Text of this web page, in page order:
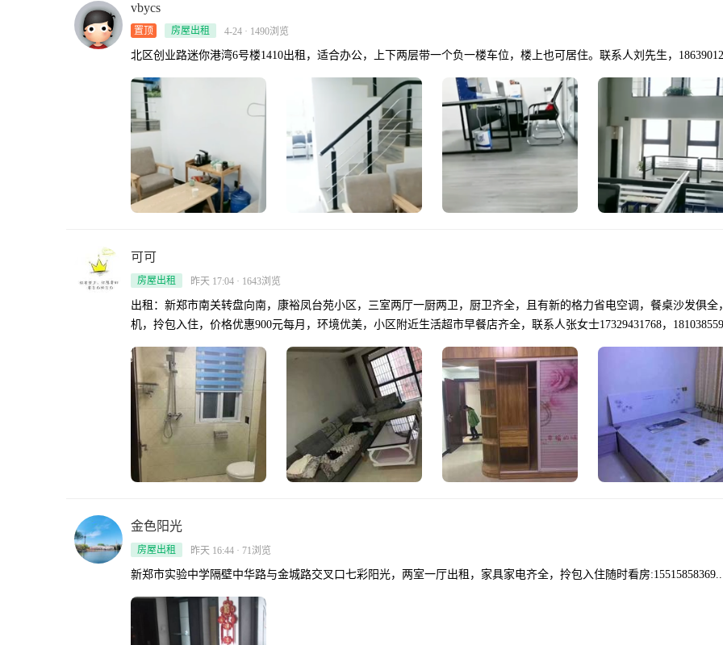
vbycs
置顶 房屋出租 4-24 · 1490浏览
北区创业路迷你港湾6号楼1410出租，适合办公，上下两层带一个负一楼车位，楼上也可居住。联系人刘先生，
可可
房屋出租 昨天 17:04 · 1643浏览
出租：新郑市南关转盘向南，康裕凤台苑小区，三室两厅一厨两卫，厨卫齐全，且有新的格力省电空调，餐桌沙发俱全
机，拎包入住，价格优惠900元每月，环境优美，小区附近生活超市早餐店齐全，联系人张女士17329431768，
金色阳光
房屋出租 昨天 16:44 · 71浏览
新郑市实验中学隔壁中华路与金城路交叉口七彩阳光，两室一厅出租，家具家电齐全，拎包入住随时看房